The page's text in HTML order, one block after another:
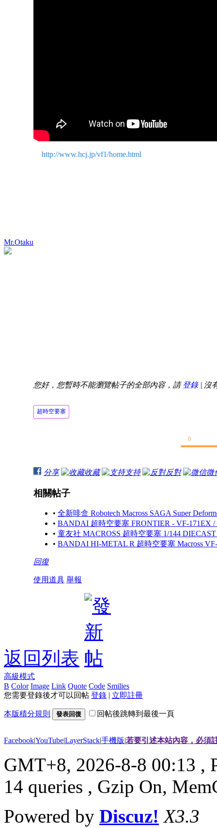
Mr.Otaku
http://www.hcj.jp/vf1/home.html
您好，您暫時不能瀏覽帖子的全部內容，請登錄| 沒
超時空要塞
0
分享 收藏 支持 反對 微
相關帖子
• 全新啡盒 Robotech Macross SAGA Super
• BANDAI 超時空要塞 FRONTIER - VF-171EX /
• 童友社 MACROSS 超時空要塞 1/144
• BANDAI HI-METAL R 超時空要塞 Macross
回復
使用道具 舉報
返回列表
高級模式
B Color Image Link Quote Code Smilies
您需要登錄後才可以回帖 登錄 | 立即註冊
本版積分規則 發表回復 回帖後跳轉到最後一頁
Facebook|YouTube|LayerStack|手機版|若要引述本站內容，必須
GMT+8, 2026-8-8 00:13 ,
14 queries , Gzip On,
Powered by Discuz! X3.3